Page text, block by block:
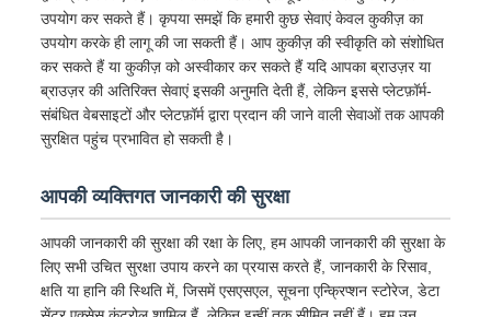
उपयोग कर सकते हैं। कृपया समझें कि हमारी कुछ सेवाएं केवल कुकीज़ का
उपयोग करके ही लागू की जा सकती हैं। आप कुकीज़ की स्वीकृति को संशोधित
कर सकते हैं या कुकीज़ को अस्वीकार कर सकते हैं यदि आपका ब्राउज़र या
ब्राउज़र की अतिरिक्त सेवाएं इसकी अनुमति देती हैं, लेकिन इससे प्लेटफ़ॉर्म-
संबंधित वेबसाइटों और प्लेटफ़ॉर्म द्वारा प्रदान की जाने वाली सेवाओं तक आपकी
सुरक्षित पहुंच प्रभावित हो सकती है।
आपकी व्यक्तिगत जानकारी की सुरक्षा
आपकी जानकारी की सुरक्षा की रक्षा के लिए, हम आपकी जानकारी की सुरक्षा के
लिए सभी उचित सुरक्षा उपाय करने का प्रयास करते हैं, जानकारी के रिसाव,
क्षति या हानि की स्थिति में, जिसमें एसएसएल, सूचना एन्क्रिप्शन स्टोरेज, डेटा